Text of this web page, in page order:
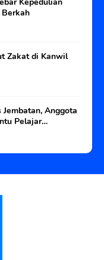
Berkah
Zakat di Kanwil
Anggota
Pelajar